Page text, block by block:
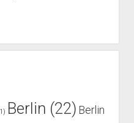
Berlin (22) Berlin